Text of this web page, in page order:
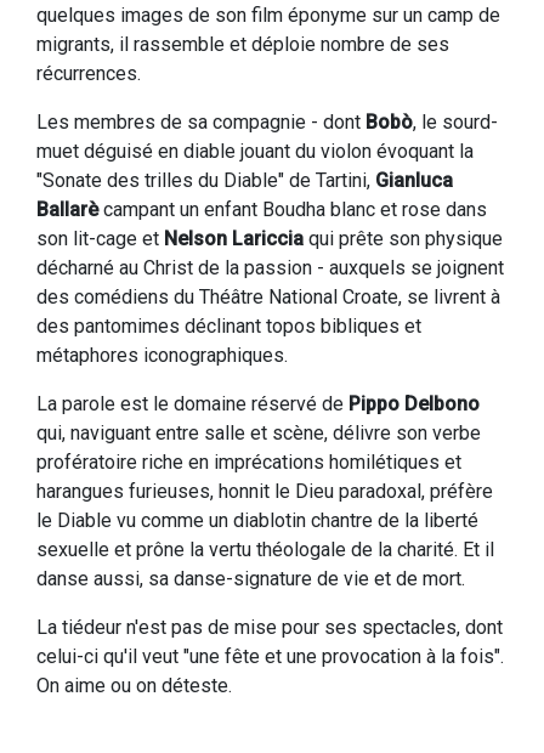
quelques images de son film éponyme sur un camp de
migrants, il rassemble et déploie nombre de ses
récurrences.
Les membres de sa compagnie - dont Bobò, le sourd-
muet déguisé en diable jouant du violon évoquant la
"Sonate des trilles du Diable" de Tartini, Gianluca
Ballarècampant un enfant Boudha blanc et rose dans
son lit-cage et Nelson Lariccia qui prête son physique
décharné au Christ de la passion - auxquels se joignent
des comédiens du Théâtre National Croate, se livrent à
des pantomimes déclinant topos bibliques et
métaphores iconographiques.
La parole est le domaine réservé de Pippo Delbono
qui, naviguant entre salle et scène, délivre son verbe
profératoire riche en imprécations homilétiques et
harangues furieuses, honnit le Dieu paradoxal, préfère
le Diable vu comme un diablotin chantre de la liberté
sexuelle et prône la vertu théologale de la charité. Et il
danse aussi, sa danse-signature de vie et de mort.
La tiédeur n'est pas de mise pour ses spectacles, dont
celui-ci qu'il veut "une fête et une provocation à la fois".
On aime ou on déteste.